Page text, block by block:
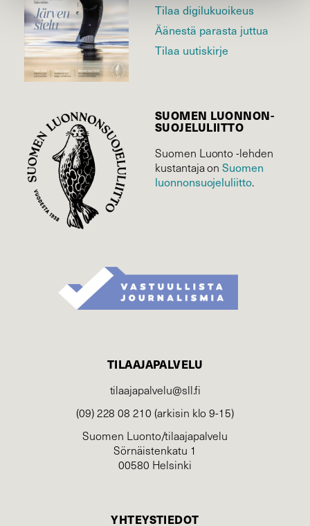
Tilaa digilukuoikeus
Äänestä parasta juttua
Tilaa uutiskirje
SUOMEN LUONNON­
SUOJELU­LIITTO
Suomen Luonto -lehden
kustantaja onSuomen
luonnonsuojelu­liitto.
TILAAJAPALVELU
tilaajapalvelu@sll.fi
(09) 228 08 210 (arkisin klo 9-15)
Suomen Luonto/tilaajapalvelu
Sörnäistenkatu 1
00580 Helsinki
YHTEYSTIEDOT